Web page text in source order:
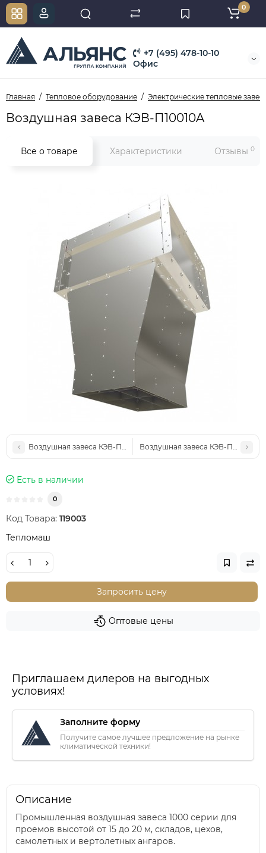
+7 (495) 478-10-10
Офис
0
Главная Тепловое оборудование Электрические тепловые
Воздушная завеса КЭВ-П10010A
Все о товаре Характеристики Отзывы 0
Воздушная завеса КЭВ-П7152AВоздушная завеса КЭВ-П10011A
Есть в наличии
0
Код Товара: 119003
Тепломаш
Запросить цену
Оптовые цены
Приглашаем дилеров на выгодных
условиях!
Заполните форму
Получите самое лучшее предложение на рынке
климатической техники!
Описание
Промышленная воздушная завеса 1000 серии для
проемов высотой от 15 до 20 м, складов, цехов,
самолетных и вертолетных ангаров.